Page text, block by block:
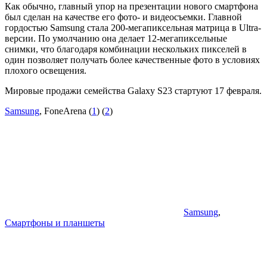
Как обычно, главный упор на презентации нового смартфона
был сделан на качестве его фото- и видеосъемки. Главной
гордостью Samsung стала 200-мегапиксельная матрица в Ultra-
версии. По умолчанию она делает 12-мегапиксельные
снимки, что благодаря комбинации нескольких пикселей в
один позволяет получать более качественные фото в условиях
плохого освещения.
Мировые продажи семейства Galaxy S23 стартуют 17 февраля.
Samsung, FoneArena (1) (2)
Samsung,
Смартфоны и планшеты